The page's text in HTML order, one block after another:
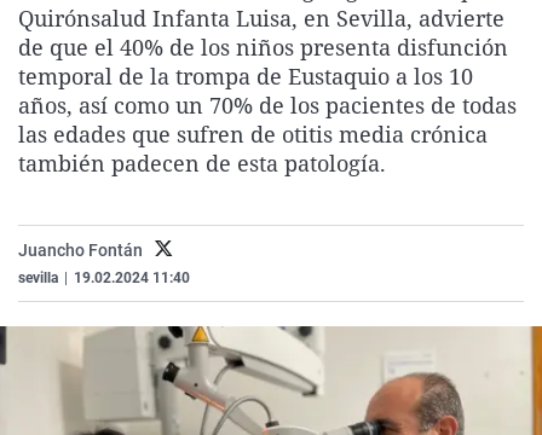
La rosa de los vientos
Gente viajera
Como el perro y el
Caso
Retornados
Equipo de
Operación Viuda
Extremadura
Galicia
La Rioja
Navarra
Virales
Televisión
Elecciones
Quirónsalud Infanta Luisa, en Sevilla, advierte
de que el 40% de los niños presenta disfunción
temporal de la trompa de Eustaquio a los 10
años, así como un 70% de los pacientes de todas
las edades que sufren de otitis media crónica
también padecen de esta patología.
Juancho Fontán
sevilla 19.02.2024 11:40